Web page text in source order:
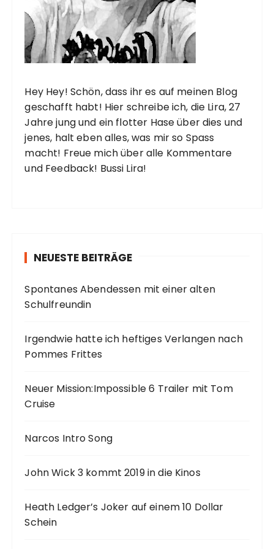
Hey Hey! Schön, dass ihr es auf meinen Blog
geschafft habt! Hier schreibe ich, die Lira, 27
Jahre jung und ein flotter Hase über dies und
jenes, halt eben alles, was mir so Spass
macht! Freue mich über alle Kommentare
und Feedback! Bussi Lira!
NEUESTE BEITRÄGE
Spontanes Abendessen mit einer alten
Schulfreundin
Irgendwie hatte ich heftiges Verlangen nach
Pommes Frittes
Neuer Mission:Impossible 6 Trailer mit Tom
Cruise
Narcos Intro Song
John Wick 3 kommt 2019 in die Kinos
Heath Ledger’s Joker auf einem 10 Dollar
Schein